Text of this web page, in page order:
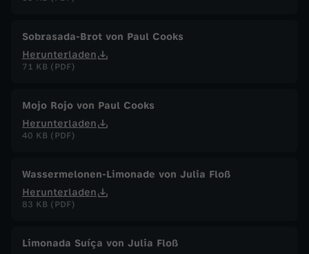
Sobrasada-Brot von Paul Cooks
Herunterladen
71 KB (PDF)
Mojo Rojo von Paul Cooks
Herunterladen
40 KB (PDF)
Wassermelonen-Limonade von Julia Floß
Herunterladen
83 KB (PDF)
Limonada Suíça von Julia Floß